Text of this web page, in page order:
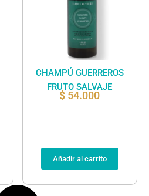
CHAMPÚ GUERREROS
FRUTO SALVAJE
$ 54.000
Añadir al carrito